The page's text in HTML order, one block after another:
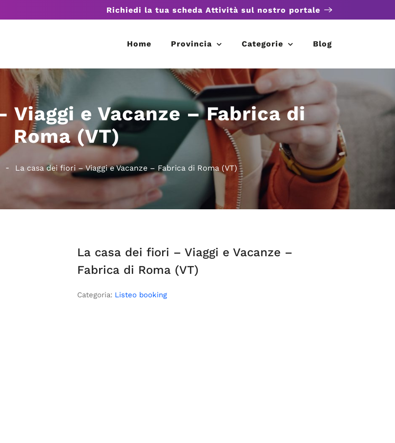
Richiedi la tua scheda Attività sul nostro portale
Home Provincia Categorie Blog
Viaggi e Vacanze – Fabrica di
Roma (VT)
La casa dei fiori – Viaggi e Vacanze – Fabrica di Roma (VT)
La casa dei fiori – Viaggi e Vacanze –
Fabrica di Roma (VT)
Categoria: Listeo booking